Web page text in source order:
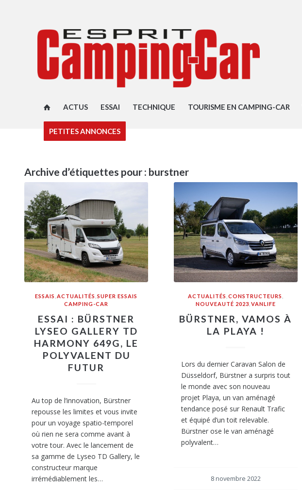
ACTUS ESSAI TECHNIQUE TOURISME EN CAMPING-CAR
PETITES ANNONCES
Archive d’étiquettes pour : burstner
ESSAIS ,ACTUALITÉS ,SUPER ESSAIS
CAMPING-CAR
ESSAI : BÜRSTNER
LYSEO GALLERY TD
HARMONY 649G, LE
POLYVALENT DU
FUTUR
Au top de l’innovation, Bürstner
repousse les limites et vous invite
pour un voyage spatio-temporel
où rien ne sera comme avant à
votre tour. Avec le lancement de
sa gamme de Lyseo TD Gallery, le
constructeur marque
irrémédiablement les…
ACTUALITÉS ,CONSTRUCTEURS
NOUVEAUTÉ 2023 VANLIFE
BÜRSTNER, VAMOS À
LA PLAYA !
Lors du dernier Caravan Salon de
Düsseldorf, Bürstner a surpris tout
le monde avec son nouveau
projet Playa, un van aménagé
tendance posé sur Renault Trafic
et équipé d’un toit relevable.
Bürstner ose le van aménagé
polyvalent…
8 novembre 2022